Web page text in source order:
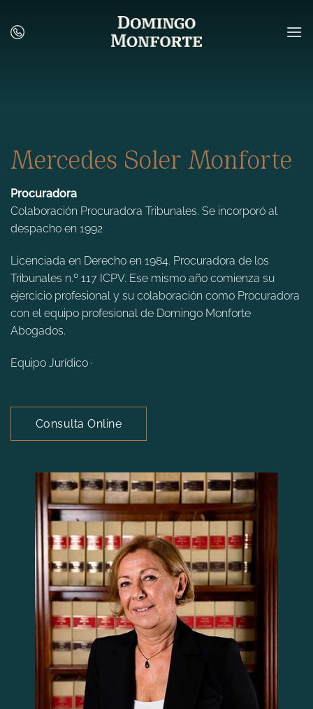
contenido
Mercedes Soler Monforte
Procuradora
Colaboración Procuradora Tribunales. Se incorporó al
despacho en 1992
Licenciada en Derecho en 1984. Procuradora de los
Tribunales n.º 117 ICPV. Ese mismo año comienza su
ejercicio profesional y su colaboración como Procuradora
con el equipo profesional de Domingo Monforte
Abogados.
Equipo Jurídico ·
Consulta Online